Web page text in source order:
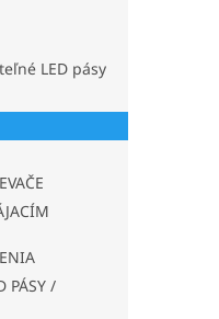
LED pásy
PÁSY /